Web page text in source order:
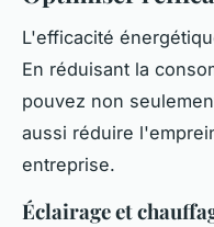
L'efficacité
En réduisant la
pouvez non
aussi réduire
entreprise.
Éclairage et